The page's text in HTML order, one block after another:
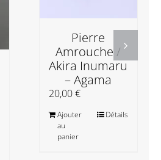
Pierre
Amrouche /
Akira Inumaru
– Agama
20,00€
Ajouter
au
panier
Détails